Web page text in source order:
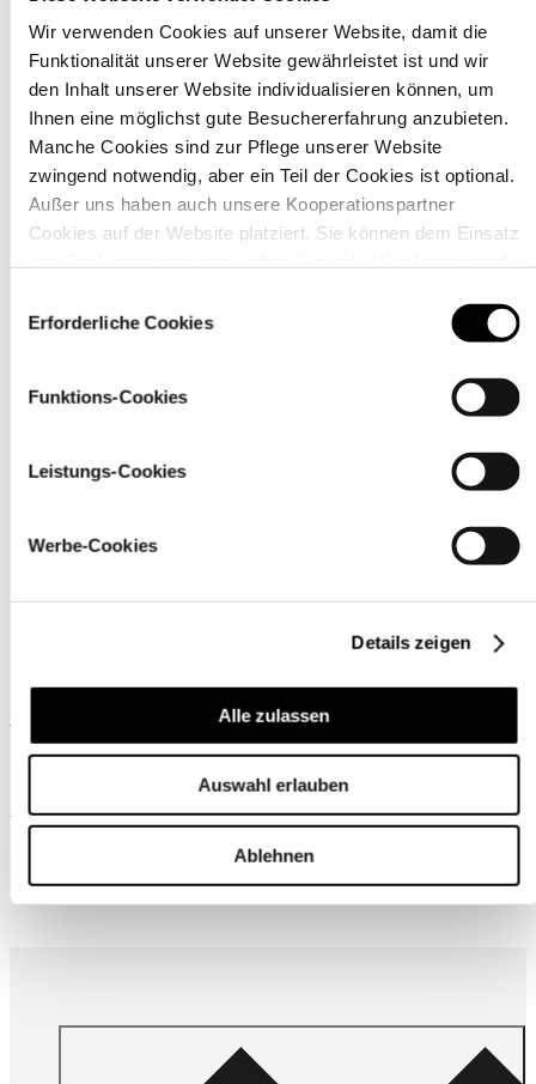
Wir verwenden Cookies auf unserer Website, damit die
Funktionalität unserer Website gewährleistet ist und wir
den Inhalt unserer Website individualisieren können, um
Ihnen eine möglichst gute Besuchererfahrung anzubieten.
Manche Cookies sind zur Pflege unserer Website
zwingend notwendig, aber ein Teil der Cookies ist optional.
Außer uns haben auch unsere Kooperationspartner
Cookies auf der Website platziert. Sie können dem Einsatz
über den Link „Cookie-Einstellungen
Erforderliche Cookies
Funktions-Cookies
Leistungs-Cookies
Werbe-Cookies
Details zeigen
Alle zulassen
Auswahl erlauben
Ablehnen
Material
Pflegehinweise
Ähnliche Produkte
Wird oft zusammen gekauft